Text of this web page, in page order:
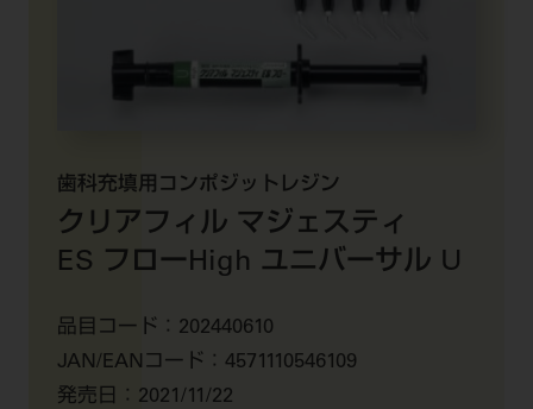
歯科充填用コンポジットレジン
クリアフィル マジェスティ
ES フローHigh ユニバーサル U
品目コード： 202440610
JAN/EANコード： 4571110546109
発売日： 2021/11/22